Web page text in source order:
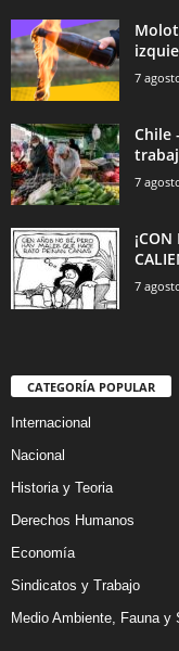
7
Chile
7
7
CATEGORÍA POPULAR
Internacional
Nacional
Historia y Teoria
Derechos Humanos
Economía
Sindicatos y Trabajo
Medio Ambiente, Fauna y